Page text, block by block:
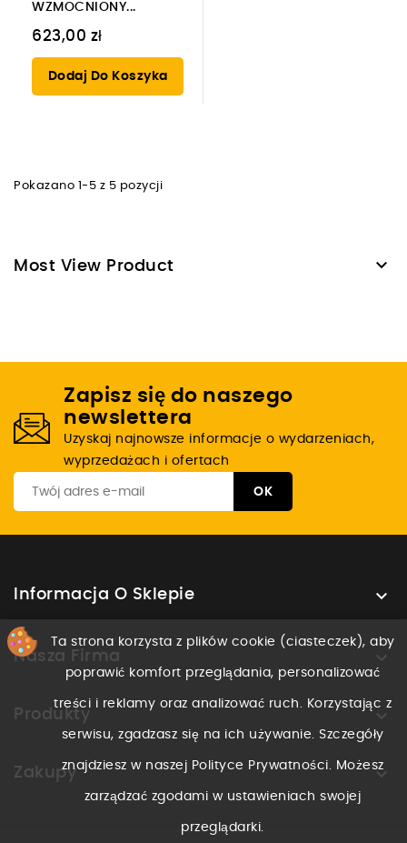
WZMOCNIONY...
623,00 zł
Dodaj Do Koszyka
Pokazano 1-5 z 5 pozycji
Most View Product 
Zapisz się do naszego
newslettera
Uzyskaj najnowsze informacje o wydarzeniach,
wyprzedażach i ofertach
Informacja O Sklepie 
Nasza Firma 
Produkty 
Zakupy 
Ta strona korzysta z plików cookie (ciasteczek), aby
poprawić komfort przeglądania, personalizować
treści i reklamy oraz analizować ruch. Korzystając z
serwisu, zgadzasz się na ich używanie. Szczegóły
znajdziesz w naszej Polityce Prywatności. Możesz
zarządzać zgodami w ustawieniach swojej
przeglądarki.